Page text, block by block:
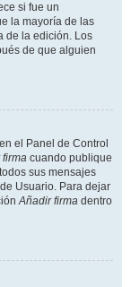
si fue un
la mayoría de las
de la edición. Los
de que alguien
el Panel de Control
firma cuando publique
sus mensajes
Usuario. Para dejar
Añadir firma dentro